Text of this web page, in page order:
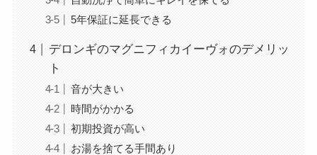
5年保証に延長できる
デロンギのマグニフィカイーヴォのデメリッ
ト
音が大きい
時間がかかる
初期投資が高い
お湯を捨てる手間あり